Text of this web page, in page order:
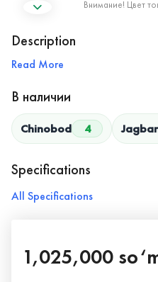
Внимание! Цвет
Description
Read More
В наличии
Chinobod 4
Specifications
All Specifications
1,025,000